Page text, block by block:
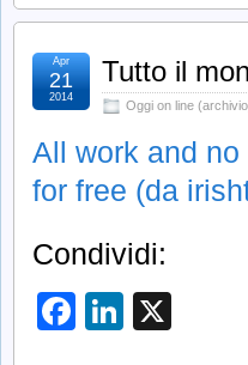
Tutto il
Oggi on line
Apr
21
2014
All work and no
for free (da
Condividi:
Facebook
LinkedIn